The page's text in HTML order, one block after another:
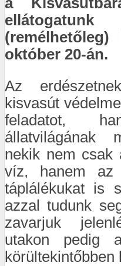
(remélhetőleg)
október 20-án.
Az
kisvasút
feladatot,
állatvilágának
nekik nem csak
víz, hanem az
táplálékukat is
azzal tudunk
zavarjuk
utakon pedig
körültekintőbben